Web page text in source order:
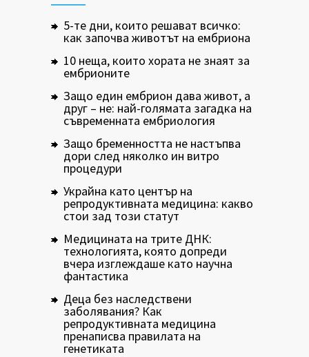
5-те дни, които решават всичко:
как започва животът на ембриона
10 неща, които хората не знаят за
ембрионите
Защо един ембрион дава живот, а
друг – не: най-голямата загадка на
съвременната ембриология
Защо бременността не настъпва
дори след няколко ин витро
процедури
Украйна като център на
репродуктивната медицина: какво
стои зад този статут
Медицината на трите ДНК:
технологията, която допреди
вчера изглеждаше като научна
фантастика
Деца без наследствени
заболявания? Как
репродуктивната медицина
пренаписва правилата на
генетиката